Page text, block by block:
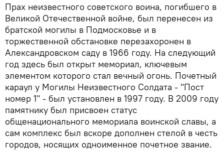
Прах неизвестного советского воина, погибшего в
Великой Отечественной войне, был перенесен из
братской могилы в Подмосковье и в
торжественной обстановке перезахоронен в
Александровском саду в 1966 году. На следующий
год здесь был открыт мемориал, ключевым
элементом которого стал вечный огонь. Почетный
караул у Могилы Неизвестного Солдата - "Пост
номер 1" - был установлен в 1997 году. В 2009 году
памятнику был присвоен статус
общенационального мемориала воинской славы, а
сам комплекс был вскоре дополнен стелой в честь
городов, носящих одноименное почетное звание.